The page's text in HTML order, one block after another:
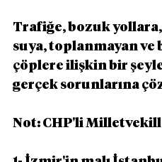
Trafiğe, bozuk
suya, toplanmayan
çöplere ilişkin bir
gerçek sorunlarına
Not: CHP'li